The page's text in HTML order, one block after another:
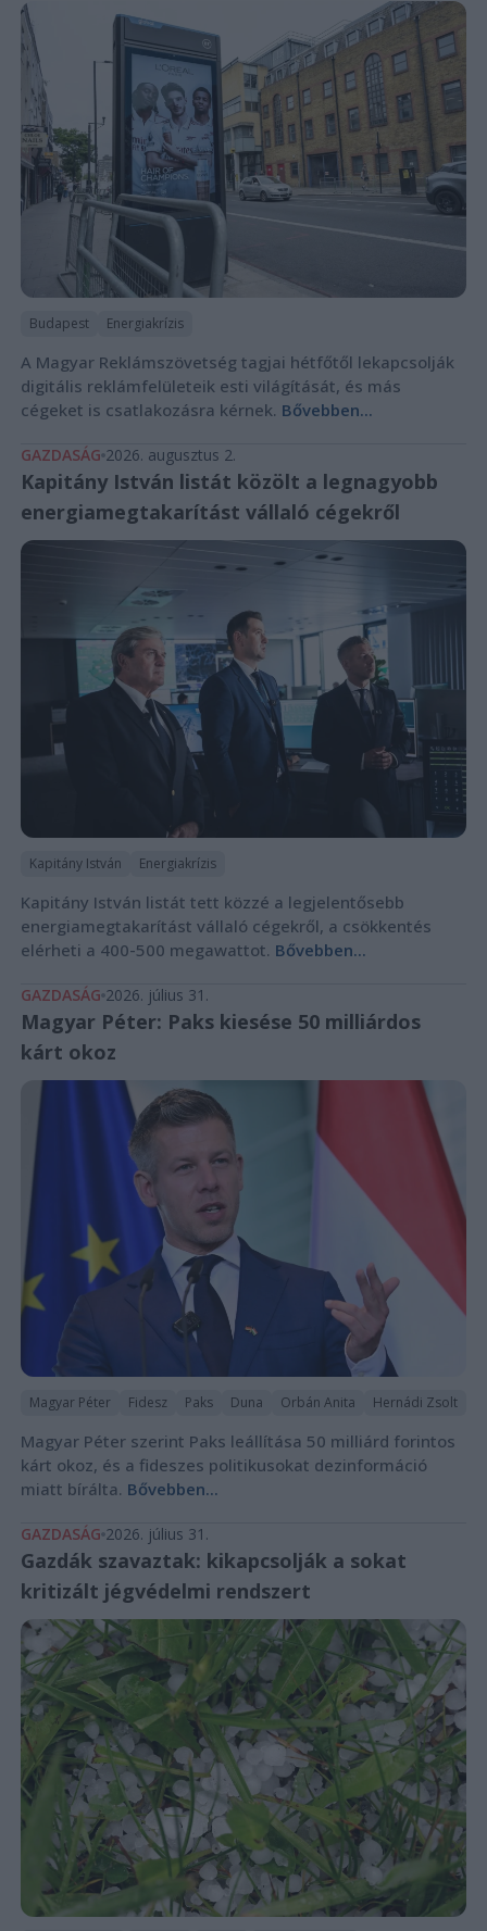
Budapest Energiakrízis
A Magyar Reklámszövetség tagjai hétfőtől lekapcsolják
digitális reklámfelületeik esti világítását, és más
cégeket is csatlakozásra kérnek. Bővebben...
GAZDASÁG 2026. augusztus 2.
Kapitány István listát közölt a legnagyobb
energiamegtakarítást vállaló cégekről
Kapitány István Energiakrízis
Kapitány István listát tett közzé a legjelentősebb
energiamegtakarítást vállaló cégekről, a csökkentés
elérheti a 400-500 megawattot. Bővebben...
GAZDASÁG 2026. július 31.
Magyar Péter: Paks kiesése 50 milliárdos
kárt okoz
Magyar Péter Fidesz Paks Duna Orbán Anita Hernádi Zsolt
Magyar Péter szerint Paks leállítása 50 milliárd forintos
kárt okoz, és a fideszes politikusokat dezinformáció
miatt bírálta. Bővebben...
GAZDASÁG 2026. július 31.
Gazdák szavaztak: kikapcsolják a sokat
kritizált jégvédelmi rendszert